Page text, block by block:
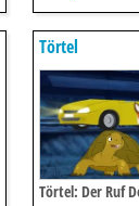
Törtel
Törtel: Der Ruf